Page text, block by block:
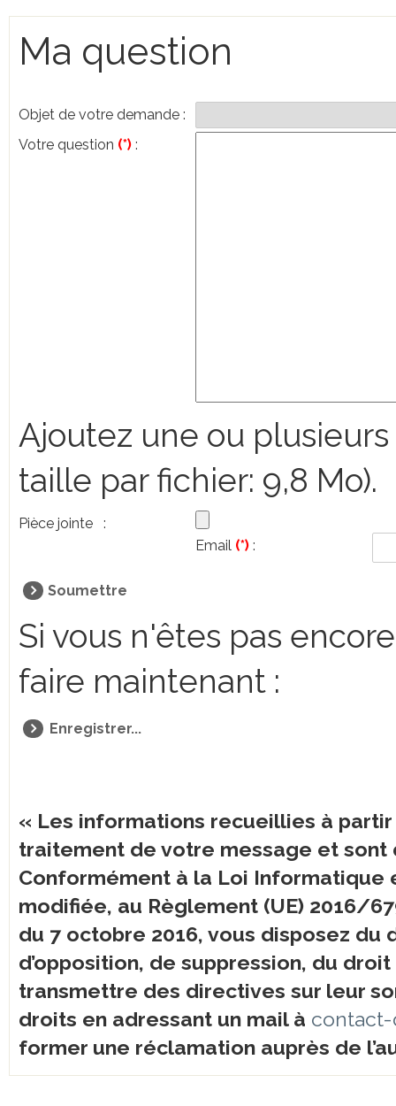
Ma question
Objet de votre demande :
Votre question (*) :
Ajoutez une ou
taille par fichier: 9,8 Mo).
Pièce jointe
:
Email (*) :
Soumettre
Si vous n'êtes pas
faire maintenant :
Enregistrer...
« Les informations recueillies à
traitement de votre message et sont
Conformément à la Loi Informatique
modifiée, au Règlement (UE) 2016/
du 7 octobre 2016, vous disposez
d’opposition, de suppression, du
transmettre des directives sur leur
droits en adressant un mail à contact-
former une réclamation auprès de